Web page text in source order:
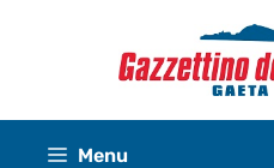
Menu